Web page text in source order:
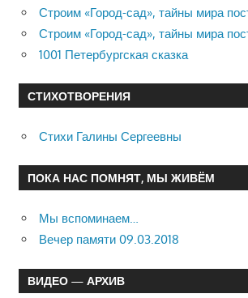
Строим «Город-сад», тайны мира
Строим «Город-сад», тайны мира
1001 Петербургская сказка
СТИХОТВОРЕНИЯ
Стихи Галины Сергеевны
ПОКА НАС ПОМНЯТ, МЫ ЖИВЁМ
Мы вспоминаем…
Вечер памяти 09.03.2018
ВИДЕО — АРХИВ